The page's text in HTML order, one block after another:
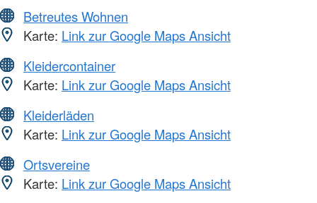
Betreutes Wohnen
Karte: Link zur Google Maps Ansicht
Kleidercontainer
Karte: Link zur Google Maps Ansicht
Kleiderläden
Karte: Link zur Google Maps Ansicht
Ortsvereine
Karte: Link zur Google Maps Ansicht